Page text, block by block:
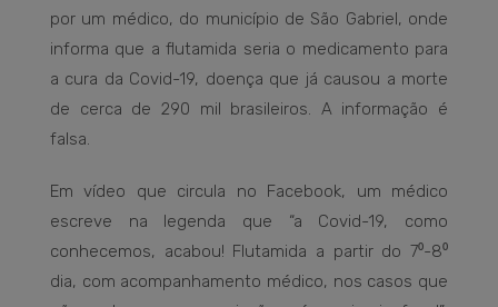
por um médico, do município de São Gabriel, onde
informa que a flutamida seria o medicamento para
a cura da Covid-19, doença que já causou a morte
de cerca de 290 mil brasileiros. A informação é
falsa.
Em vídeo que circula no Facebook, um médico
escreve na legenda que “a Covid-19, como
conhecemos, acabou! Flutamida a partir do 7⁰-8⁰
dia, com acompanhamento médico, nos casos que